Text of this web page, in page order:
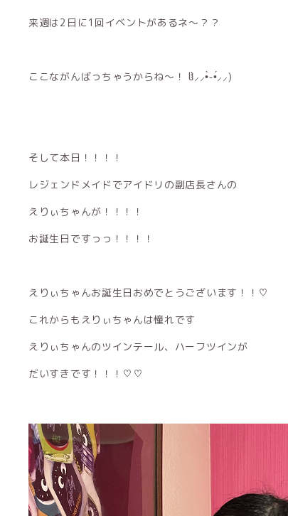
来週は2日に1回イベントがあるネ〜？？
ここながんばっちゃうからね〜！ ჱ̒⸝⸝•̀֊•́⸝⸝)‪
そして本日！！！！
レジェンドメイドでアイドリの副店長さんの
えりぃちゃんが！！！！
お誕生日ですっっ！！！！
えりぃちゃんお誕生日おめでとうございます！！♡
これからもえりぃちゃんは憧れです
えりぃちゃんのツインテール、ハーフツインが
だいすきです！！！♡♡